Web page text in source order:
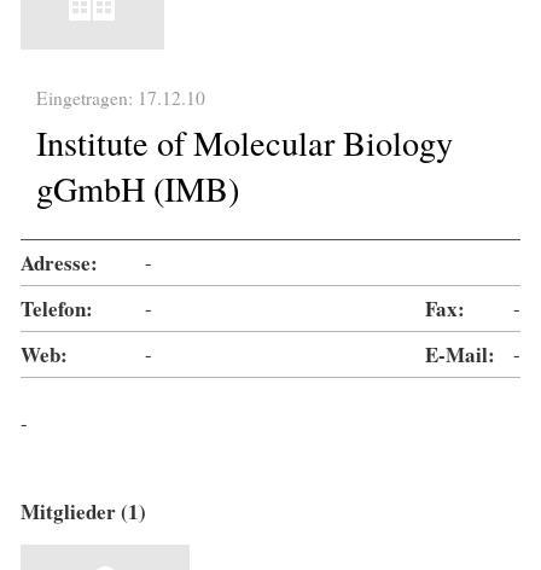
Eingetragen: 17.12.10
Institute of Molecular Biology
gGmbH (IMB)
Adresse: -
Telefon: - Fax: -
Web: - E-Mail: -
-
Mitglieder (1)